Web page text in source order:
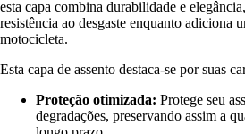
esta capa combina durabilidade e
resistência ao desgaste enquanto adiciona
motocicleta.
Esta capa de assento destaca-se por suas
Proteção otimizada: Protege seu
degradações, preservando assim a